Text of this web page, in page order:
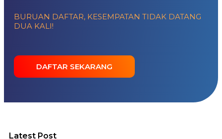
BURUAN DAFTAR, KESEMPATAN TIDAK DATANG
DUA KALI!
DAFTAR SEKARANG
Latest Post